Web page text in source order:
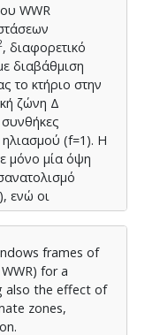
WWR
, διαφορετικό
διαβάθμιση
το κτήριο στην
ζώνη Δ
(f=1). Η
μόνο μία όψη
ενώ οι
επιμέρους
τους και
οι
frames of
for a
also the effect of
zones,